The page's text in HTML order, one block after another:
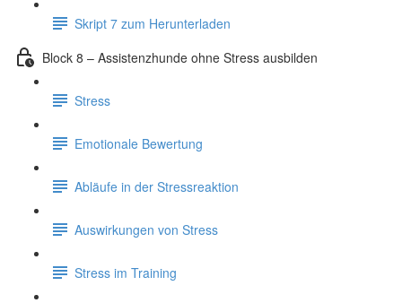
Skript 7 zum Herunterladen
Block 8 – Assistenzhunde ohne Stress ausbilden
Stress
Emotionale Bewertung
Abläufe in der Stressreaktion
Auswirkungen von Stress
Stress im Training